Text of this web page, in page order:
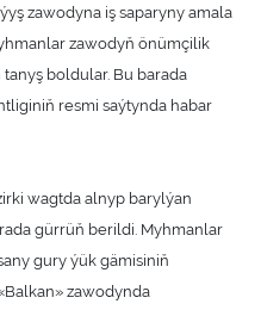
zawodyna iş saparyny amala
zawodyň önümçilik
boldular. Bu barada
resmi saýtynda habar
wagtda alnyp barylýan
gürrüň berildi. Myhmanlar
gury ýük gämisiniň
zawodynda